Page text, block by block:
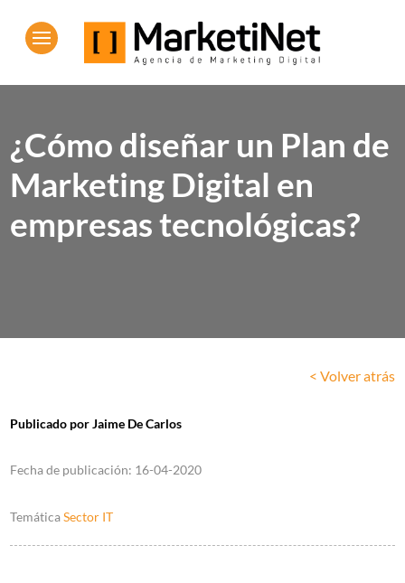
¿Cómo diseñar un Plan de
Marketing Digital en
empresas tecnológicas?
< Volver atrás
Publicado porJaime De Carlos
Fecha de publicación: 16-04-2020
TemáticaSector IT